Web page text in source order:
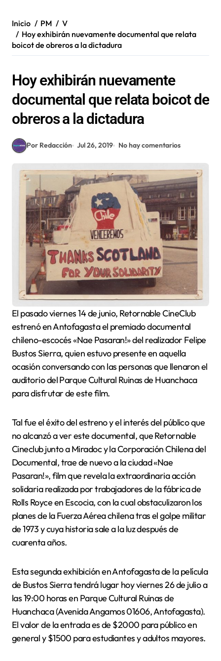
Inicio PM
V
Hoy exhibirán nuevamente documental que relata
boicot de obreros a la dictadura
Hoy exhibirán nuevamente
documental que relata boicot de
obreros a la dictadura
Por Redacción Jul 26, 2019 No hay comentarios
El pasado viernes 14 de junio, Retornable CineClub
estrenó en Antofagasta el premiado documental
chileno-escocés «Nae Pasaran!» del realizador Felipe
Bustos Sierra, quien estuvo presente en aquella
ocasión conversando con las personas que llenaron el
auditorio del Parque Cultural Ruinas de Huanchaca
para disfrutar de este film.
Tal fue el éxito del estreno y el interés del público que
no alcanzó a ver este documental, que Retornable
Cineclub junto a Miradoc y la Corporación Chilena del
Documental, trae de nuevo a la ciudad «Nae
Pasaran!», film que revela la extraordinaria acción
solidaria realizada por trabajadores de la fábrica de
Rolls Royce en Escocia, con la cual obstaculizaron los
planes de la Fuerza Aérea chilena tras el golpe militar
de 1973 y cuya historia sale a la luz después de
cuarenta años.
Esta segunda exhibición en Antofagasta de la película
de Bustos Sierra tendrá lugar hoy viernes 26 de julio a
las 19:00 horas en Parque Cultural Ruinas de
Huanchaca (Avenida Angamos 01606, Antofagasta).
El valor de la entrada es de $2000 para público en
general y $1500 para estudiantes y adultos mayores.